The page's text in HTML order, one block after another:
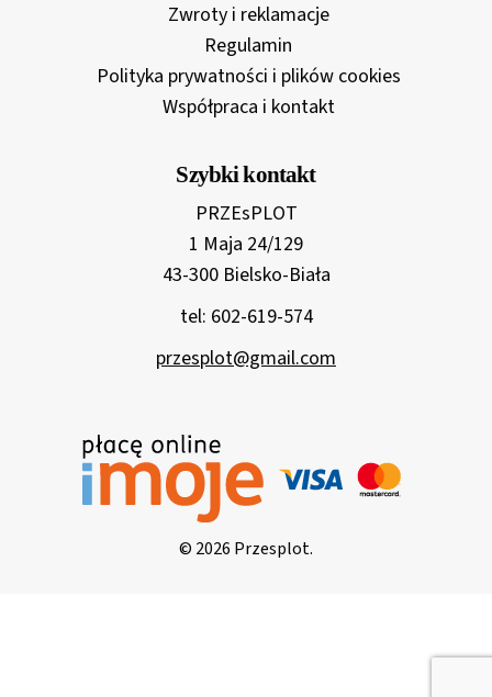
Zwroty i reklamacje
Regulamin
Polityka prywatności i plików cookies
Współpraca i kontakt
Szybki kontakt
PRZEsPLOT
1 Maja 24/129
43-300 Bielsko-Biała
tel: 602-619-574
przesplot@gmail.com
© 2026 Przesplot.